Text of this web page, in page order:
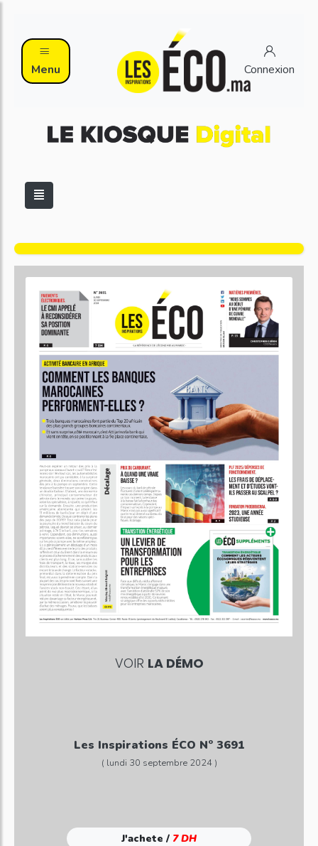
Menu Connexion
VOIR LA DÉMO
Les Inspirations ÉCO N° 3691
( lundi 30 septembre 2024 )
J'achete / 7 DH